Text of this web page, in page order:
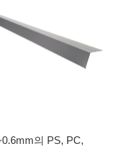
의 PS, PC,